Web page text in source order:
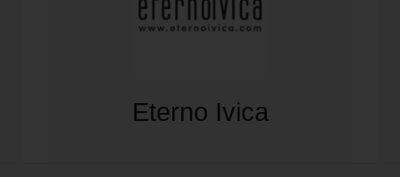
Eterno Ivica